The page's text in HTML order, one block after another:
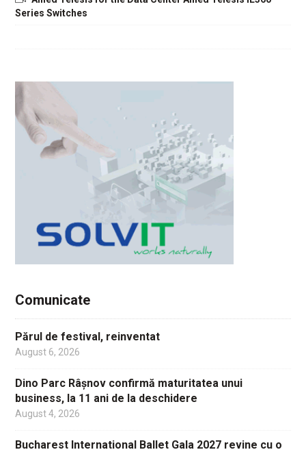
Series Switches
Comunicate
Părul de festival, reinventat
August 6, 2026
Dino Parc Râșnov confirmă maturitatea unui
business, la 11 ani de la deschidere
August 4, 2026
Bucharest International Ballet Gala 2027 revine cu o